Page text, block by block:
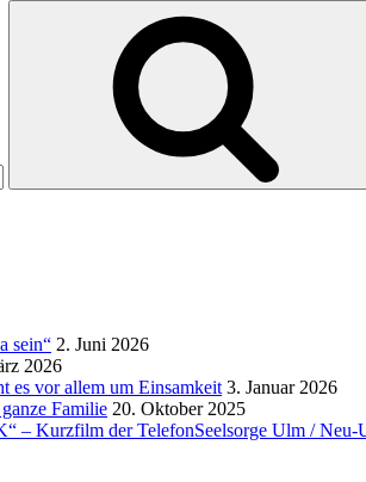
sein“ 2. Juni 2026
2026
es vor allem um Einsamkeit 3. Januar 2026
Familie 20. Oktober 2025
– Kurzfilm der TelefonSeelsorge Ulm / Neu-